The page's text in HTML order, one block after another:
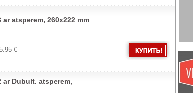
ar atsperem, 260x222 mm
€
ar Dubult. atsperem,